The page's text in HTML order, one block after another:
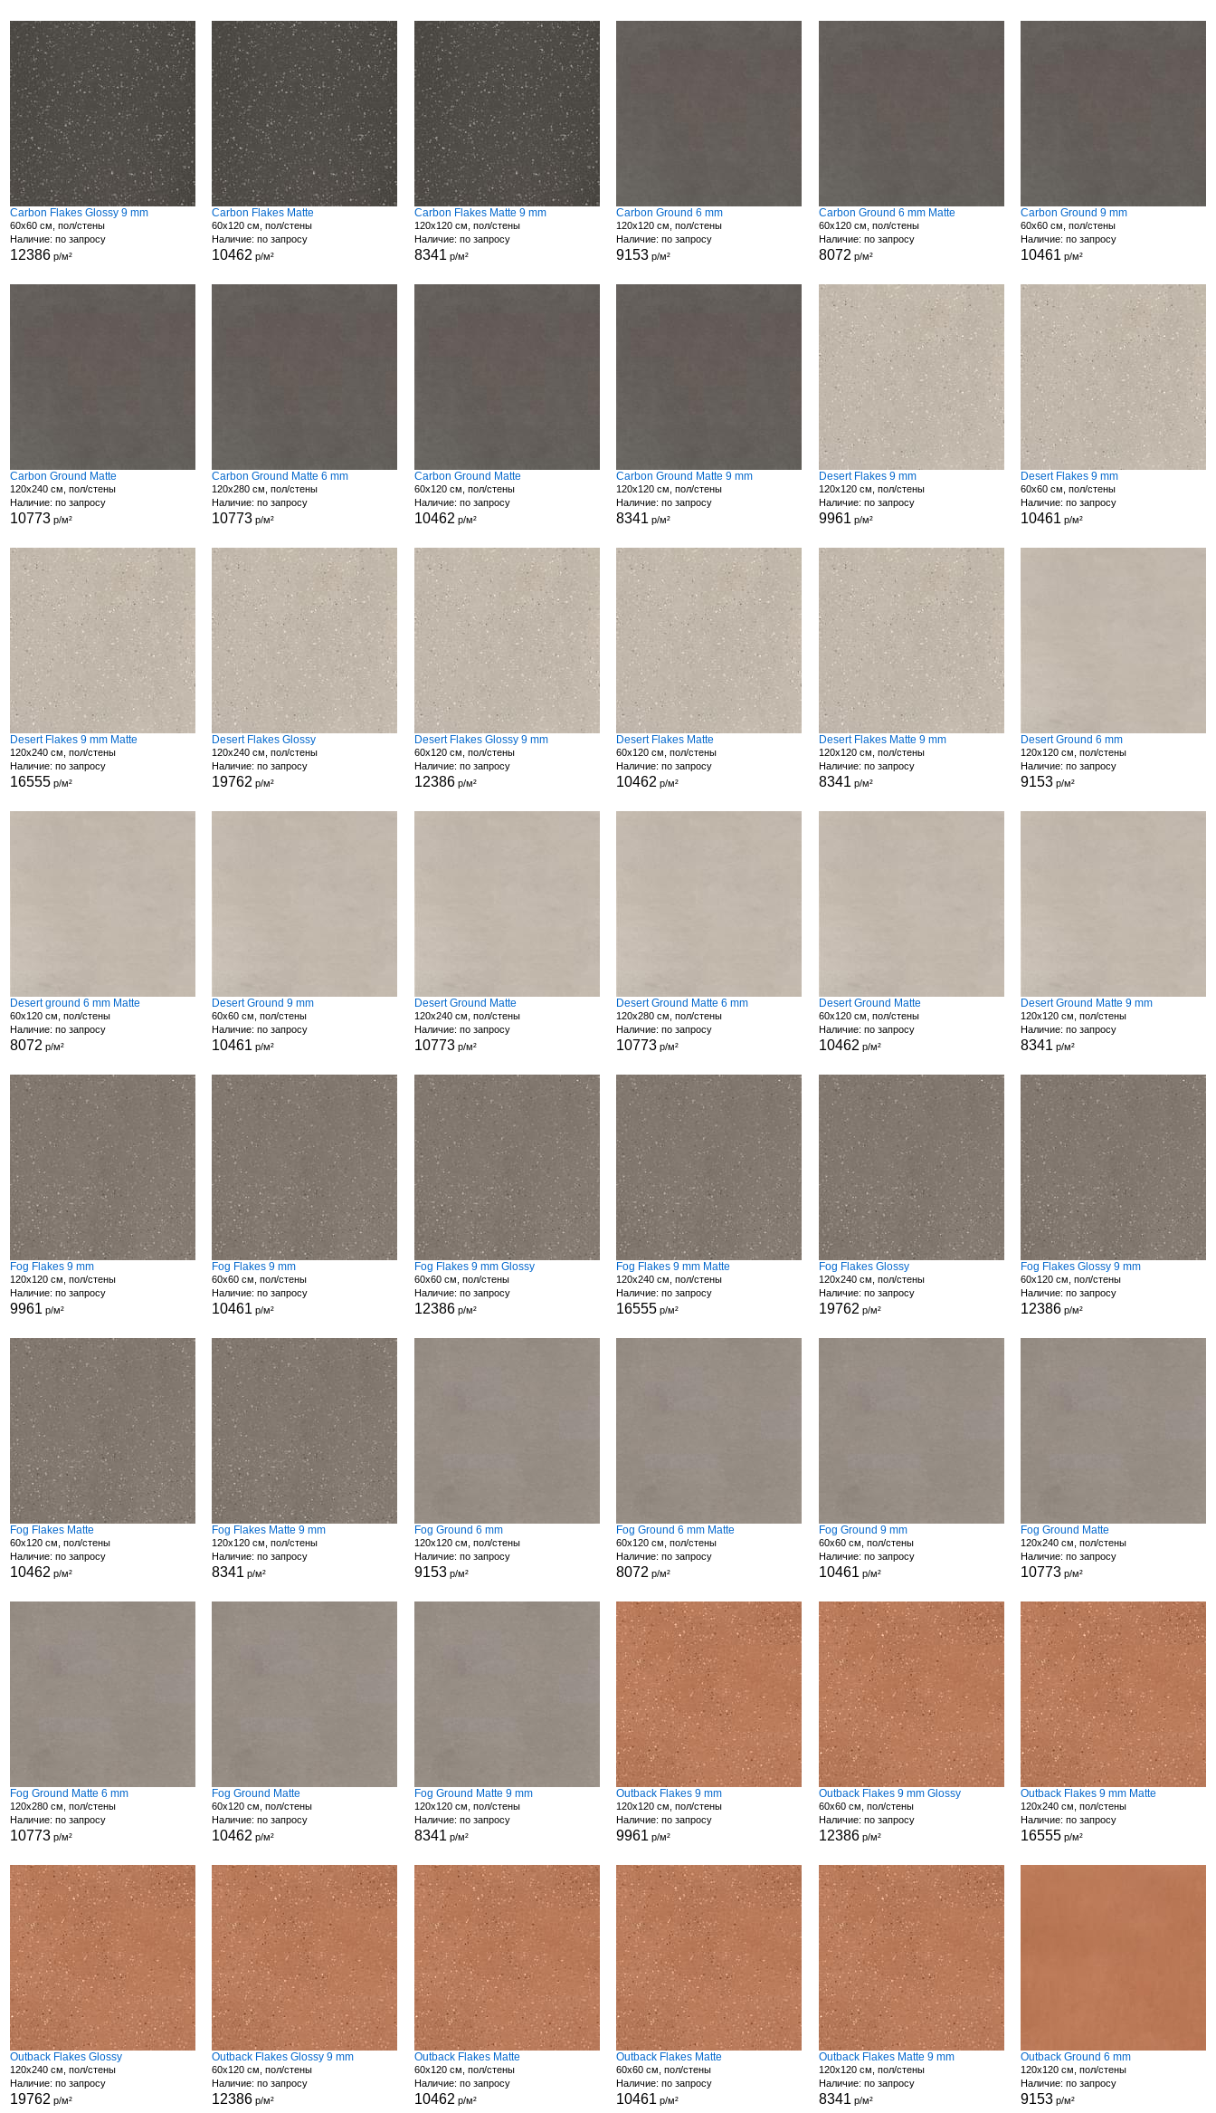
Carbon Flakes Glossy 9 mm
60x60 см, пол/стены
Наличие: по запросу
12386р/м²
Carbon Flakes Matte
60x120 см, пол/стены
Наличие: по запросу
10462 р/м²
Carbon Flakes Matte 9 mm
120x120 см, пол/стены
Наличие: по запросу
8341 р/м²
Carbon Ground 6 mm
120x120 см, пол/стены
Наличие: по запросу
9153 р/м²
Carbon Ground 6 mm Matte
60x120 см, пол/стены
Наличие: по запросу
8072 р/м²
Carbon Ground 9 mm
60x60 см, пол/стены
Наличие: по запросу
10461 р/м²
Carbon Ground Matte
120x240 см, пол/стены
Наличие: по запросу
10773р/м²
Carbon Ground Matte 6 mm
120x280 см, пол/стены
Наличие: по запросу
10773 р/м²
Carbon Ground Matte
60x120 см, пол/стены
Наличие: по запросу
10462 р/м²
Carbon Ground Matte 9 mm
120x120 см, пол/стены
Наличие: по запросу
8341 р/м²
Desert Flakes 9 mm
120x120 см, пол/стены
Наличие: по запросу
9961 р/м²
Desert Flakes 9 mm
60x60 см, пол/стены
Наличие: по запросу
10461 р/м²
Desert Flakes 9 mm Matte
120x240 см, пол/стены
Наличие: по запросу
16555р/м²
Desert Flakes Glossy
120x240 см, пол/стены
Наличие: по запросу
19762 р/м²
Desert Flakes Glossy 9 mm
60x120 см, пол/стены
Наличие: по запросу
12386р/м²
Desert Flakes Matte
60x120 см, пол/стены
Наличие: по запросу
10462 р/м²
Desert Flakes Matte 9 mm
120x120 см, пол/стены
Наличие: по запросу
8341 р/м²
Desert Ground 6 mm
120x120 см, пол/стены
Наличие: по запросу
9153 р/м²
Desert ground 6 mm Matte
60x120 см, пол/стены
Наличие: по запросу
8072 р/м²
Desert Ground 9 mm
60x60 см, пол/стены
Наличие: по запросу
10461 р/м²
Desert Ground Matte
120x240 см, пол/стены
Наличие: по запросу
10773р/м²
Desert Ground Matte 6 mm
120x280 см, пол/стены
Наличие: по запросу
10773 р/м²
Desert Ground Matte
60x120 см, пол/стены
Наличие: по запросу
10462 р/м²
Desert Ground Matte 9 mm
120x120 см, пол/стены
Наличие: по запросу
8341 р/м²
Fog Flakes 9 mm
120x120 см, пол/стены
Наличие: по запросу
9961 р/м²
Fog Flakes 9 mm
60x60 см, пол/стены
Наличие: по запросу
10461 р/м²
Fog Flakes 9 mm Glossy
60x60 см, пол/стены
Наличие: по запросу
12386р/м²
Fog Flakes 9 mm Matte
120x240 см, пол/стены
Наличие: по запросу
16555 р/м²
Fog Flakes Glossy
120x240 см, пол/стены
Наличие: по запросу
19762 р/м²
Fog Flakes Glossy 9 mm
60x120 см, пол/стены
Наличие: по запросу
12386 р/м²
Fog Flakes Matte
60x120 см, пол/стены
Наличие: по запросу
10462 р/м²
Fog Flakes Matte 9 mm
120x120 см, пол/стены
Наличие: по запросу
8341 р/м²
Fog Ground 6 mm
120x120 см, пол/стены
Наличие: по запросу
9153р/м²
Fog Ground 6 mm Matte
60x120 см, пол/стены
Наличие: по запросу
8072 р/м²
Fog Ground 9 mm
60x60 см, пол/стены
Наличие: по запросу
10461 р/м²
Fog Ground Matte
120x240 см, пол/стены
Наличие: по запросу
10773 р/м²
Fog Ground Matte 6 mm
120x280 см, пол/стены
Наличие: по запросу
10773р/м²
Fog Ground Matte
60x120 см, пол/стены
Наличие: по запросу
10462 р/м²
Fog Ground Matte 9 mm
120x120 см, пол/стены
Наличие: по запросу
8341 р/м²
Outback Flakes 9 mm
120x120 см, пол/стены
Наличие: по запросу
9961 р/м²
Outback Flakes 9 mm Glossy
60x60 см, пол/стены
Наличие: по запросу
12386р/м²
Outback Flakes 9 mm Matte
120x240 см, пол/стены
Наличие: по запросу
16555 р/м²
Outback Flakes Glossy
120x240 см, пол/стены
Наличие: по запросу
19762 р/м²
Outback Flakes Glossy 9 mm
60x120 см, пол/стены
Наличие: по запросу
12386 р/м²
Outback Flakes Matte
60x120 см, пол/стены
Наличие: по запросу
10462 р/м²
Outback Flakes Matte
60x60 см, пол/стены
Наличие: по запросу
10461 р/м²
Outback Flakes Matte 9 mm
120x120 см, пол/стены
Наличие: по запросу
8341 р/м²
Outback Ground 6 mm
120x120 см, пол/стены
Наличие: по запросу
9153 р/м²